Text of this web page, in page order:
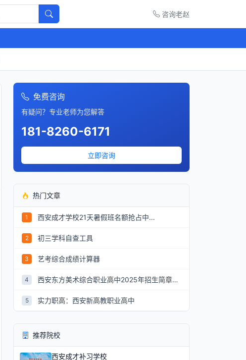
咨询老赵
免费咨询
有疑问？专业老师为您解答
181-8260-6171
立即咨询
热门文章
1 西安成才学校21天暑假班名额抢占中...
2 初三学科自查工具
3 艺考综合成绩计算器
4 西安东方美术综合职业高中2025年招生简章：艺术升学新航道
5 实力职高：西安新高教职业高中
推荐院校
西安成才补习学校